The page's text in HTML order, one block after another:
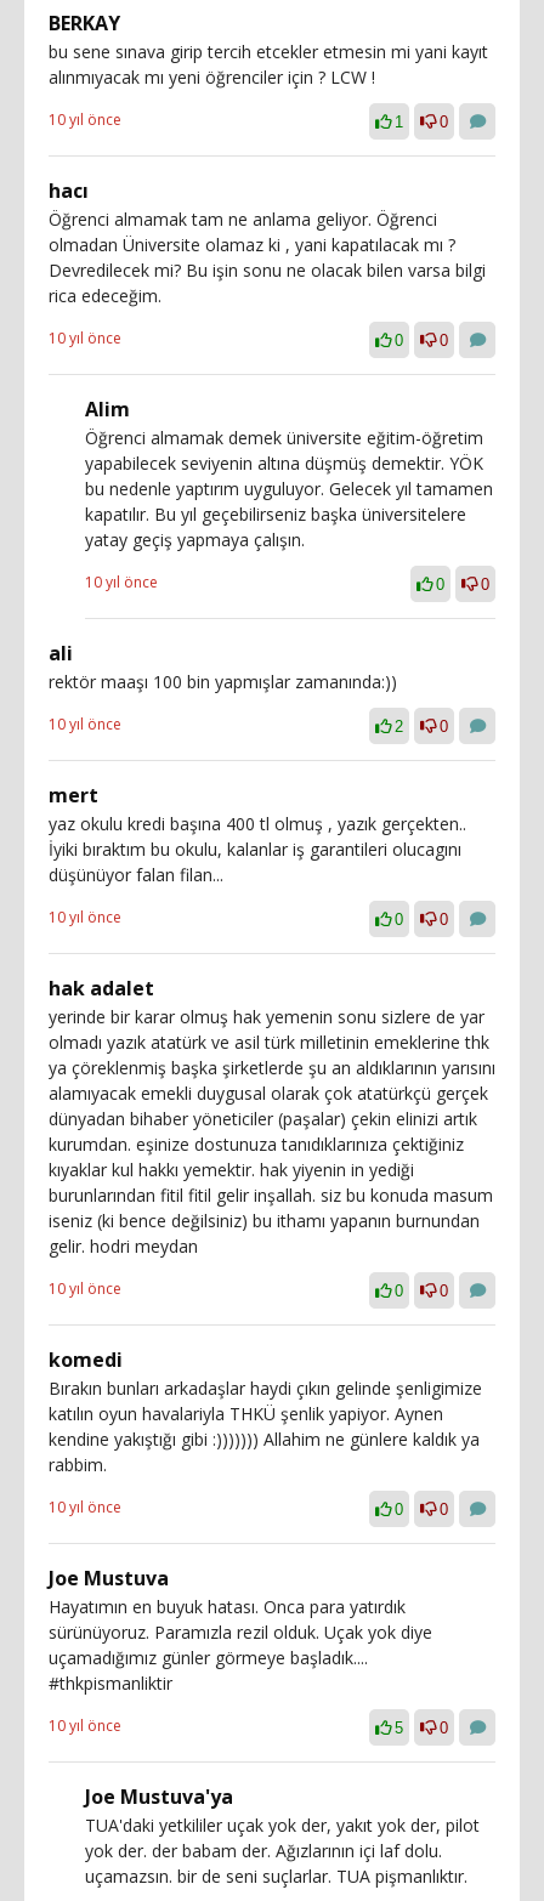
BERKAY
bu sene sınava girip tercih etcekler etmesin mi yani kayıt
alınmıyacak mı yeni öğrenciler için ? LCW !
10 yıl önce 1 0
hacı
Öğrenci almamak tam ne anlama geliyor. Öğrenci
olmadan Üniversite olamaz ki , yani kapatılacak mı ?
Devredilecek mi? Bu işin sonu ne olacak bilen varsa bilgi
rica edeceğim.
10 yıl önce 0 0
Alim
Öğrenci almamak demek üniversite eğitim-öğretim
yapabilecek seviyenin altına düşmüş demektir. YÖK
bu nedenle yaptırım uyguluyor. Gelecek yıl tamamen
kapatılır. Bu yıl geçebilirseniz başka üniversitelere
yatay geçiş yapmaya çalışın.
10 yıl önce 0 0
ali
rektör maaşı 100 bin yapmışlar zamanında:))
10 yıl önce 2 0
mert
yaz okulu kredi başına 400 tl olmuş , yazık gerçekten..
İyiki bıraktım bu okulu, kalanlar iş garantileri olucagını
düşünüyor falan filan...
10 yıl önce 0 0
hak adalet
yerinde bir karar olmuş hak yemenin sonu sizlere de yar
olmadı yazık atatürk ve asil türk milletinin emeklerine thk
ya çöreklenmiş başka şirketlerde şu an aldıklarının yarısını
alamıyacak emekli duygusal olarak çok atatürkçü gerçek
dünyadan bihaber yöneticiler (paşalar) çekin elinizi artık
kurumdan. eşinize dostunuza tanıdıklarınıza çektiğiniz
kıyaklar kul hakkı yemektir. hak yiyenin in yediği
burunlarından fitil fitil gelir inşallah. siz bu konuda masum
iseniz (ki bence değilsiniz) bu ithamı yapanın burnundan
gelir. hodri meydan
10 yıl önce 0 0
komedi
Bırakın bunları arkadaşlar haydi çıkın gelinde şenligimize
katılın oyun havalariyla THKÜ şenlik yapiyor. Aynen
kendine yakıştığı gibi :))))))) Allahim ne günlere kaldık ya
rabbim.
10 yıl önce 0 0
Joe Mustuva
Hayatımın en buyuk hatası. Onca para yatırdık
sürünüyoruz. Paramızla rezil olduk. Uçak yok diye
uçamadığımız günler görmeye başladık....
#thkpismanliktir
10 yıl önce 5 0
Joe Mustuva'ya
TUA'daki yetkililer uçak yok der, yakıt yok der, pilot
yok der. der babam der. Ağızlarının içi laf dolu.
uçamazsın. bir de seni suçlarlar. TUA pişmanlıktır.